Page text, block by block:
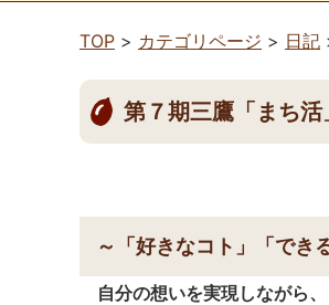
TOP カテゴリページ 日記
第７期三鷹「まち
～「好きなコト」「でき
自分の想いを実現しながら